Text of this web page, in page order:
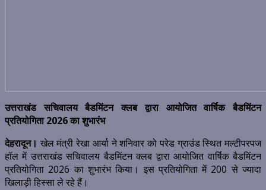
उत्तराखंड सचिवालय बैडमिंटन क्लब द्वारा आयोजित वार्षिक बैडमिंटन
प्रतियोगिता 2026 का शुभारंभ
देहरादून। खेल मंत्री रेखा आर्या ने शनिवार को परेड ग्राउंड स्थित मल्टीपरपज
हॉल में उत्तराखंड सचिवालय बैडमिंटन क्लब द्वारा आयोजित वार्षिक बैडमिंटन
प्रतियोगिता 2026 का शुभारंभ किया। इस प्रतियोगिता में 200 से ज्यादा
खिलाड़ी हिस्सा ले रहे हैं।